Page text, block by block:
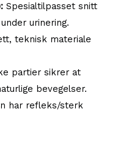
Spesialtilpasset snitt
urinering.
teknisk materiale
partier sikrer at
bevegelser.
har refleks/sterk